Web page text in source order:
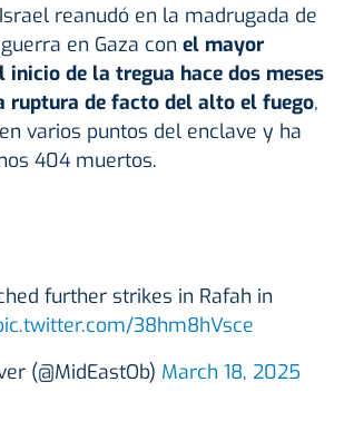
reanudó en la madrugada de
en Gaza con el mayor
inicio de la tregua hace dos meses
ruptura de facto del alto el fuego,
varios puntos del enclave y ha
404 muertos.
further strikes in Rafah in
38hm8hVsce
(@MidEastOb) March 18, 2025